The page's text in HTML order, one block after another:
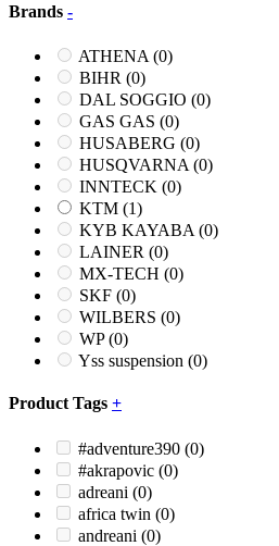
Brands -
ATHENA (0)
BIHR (0)
DAL SOGGIO (0)
GAS GAS (0)
HUSABERG (0)
HUSQVARNA (0)
INNTECK (0)
KTM (1)
KYB KAYABA (0)
LAINER (0)
MX-TECH (0)
SKF (0)
WILBERS (0)
WP(0)
Yss suspension (0)
Product Tags +
#adventure390 (0)
#akrapovic (0)
adreani (0)
africa twin (0)
andreani (0)